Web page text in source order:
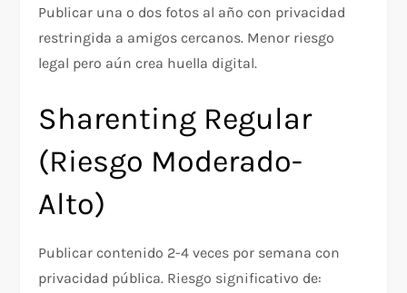
Publicar una o dos fotos al año con privacidad
restringida a amigos cercanos. Menor riesgo
legal pero aún crea huella digital.
Sharenting Regular
(Riesgo Moderado-
Alto)
Publicar contenido 2-4 veces por semana con
privacidad pública. Riesgo significativo de: